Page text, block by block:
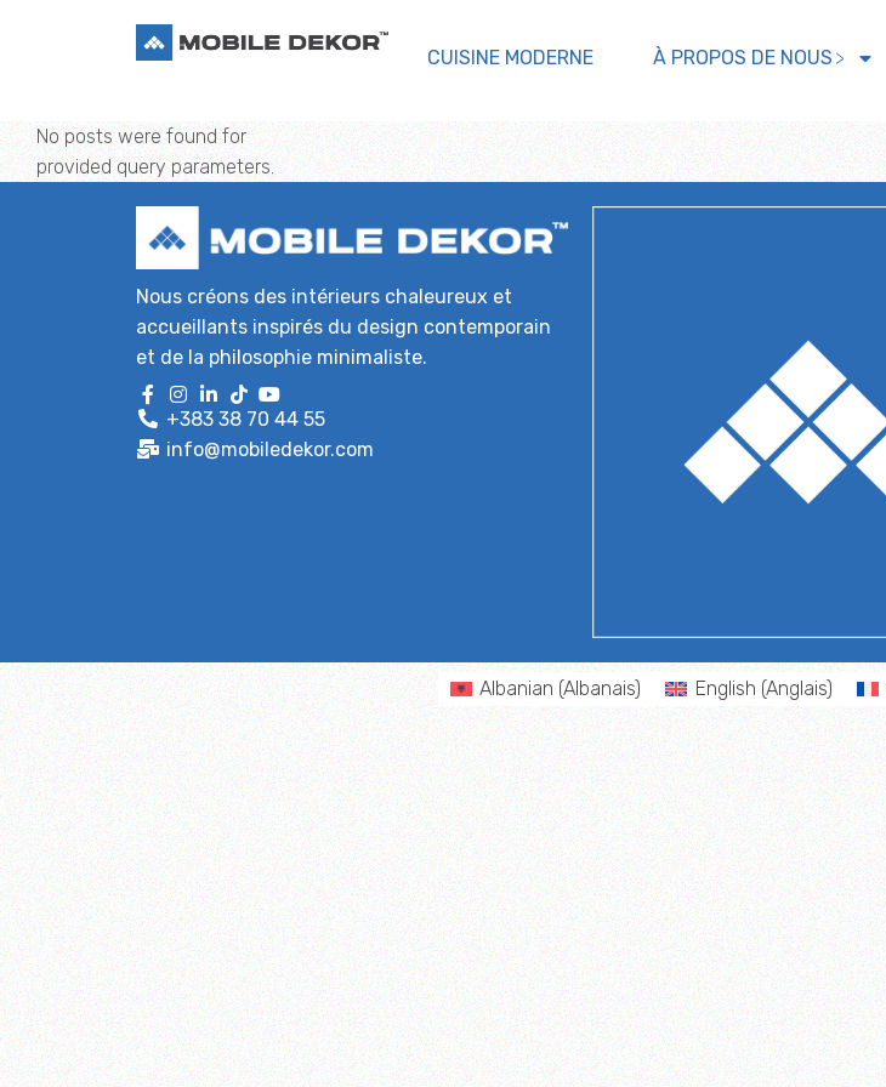
CUISINE MODERNE À PROPOS DE NOUS
No posts were found for
provided query parameters.
Nous créons des intérieurs chaleureux et
accueillants inspirés du design contemporain
et de la philosophie minimaliste.
+383 38 70 44 55
info@mobiledekor.com
Albanian (Albanais) English (Anglais)